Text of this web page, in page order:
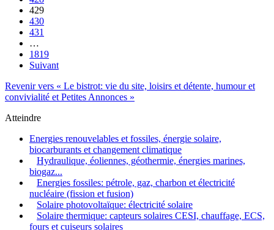
429
430
431
…
1819
Suivant
Revenir vers « Le bistrot: vie du site, loisirs et détente, humour et
convivialité et Petites Annonces »
Atteindre
Energies renouvelables et fossiles, énergie solaire,
biocarburants et changement climatique
Hydraulique, éoliennes, géothermie, énergies marines,
biogaz...
Energies fossiles: pétrole, gaz, charbon et électricité
nucléaire (fission et fusion)
Solaire photovoltaïque: électricité solaire
Solaire thermique: capteurs solaires CESI, chauffage, ECS,
fours et cuiseurs solaires